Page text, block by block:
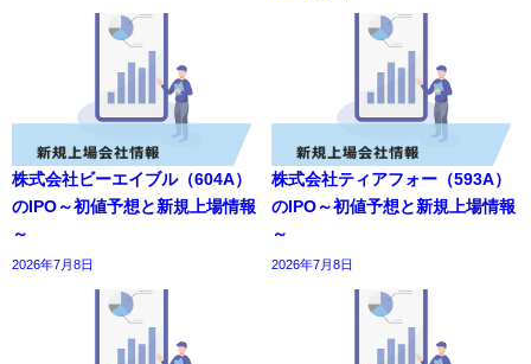
株式会社ビーエイブル（604A）
のIPO～初値予想と新規上場情報
～
2026年7月8日
株式会社ティアフォー（593A）
のIPO～初値予想と新規上場情報
～
2026年7月8日